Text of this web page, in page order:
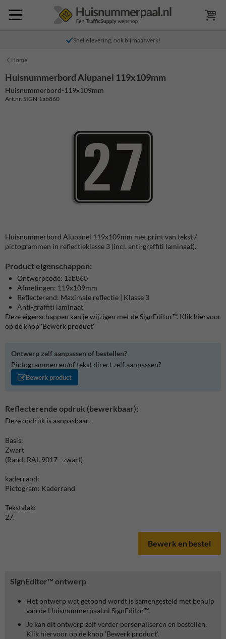
Snelle levering, ook bij maatwerk!
Home
SignEditor™ ontwerp
Het ontwerp wat getoond wordt is samengesteld met behulp
van de Huisnummerpaal.nl SignEditor™.
Je kan dit ontwerp zelf verder personaliseren en bestellen.
Klik hiervoor op de knop 'Bewerk product'.
Huisnummerbord Alupanel 119x109mm
Huisnummerbord-119x109mm
Art.nr. SIGN.1ab860
Huisnummerbord Alupanel 119x109mm met print van tekst /
pictogrammen in reflectieklasse 3 (incl. anti-graffiti laminaat).
Product eigenschappen:
Ontwerpcode: 1ab860
Afmetingen: 119x109mm
Reflecterend: Maximale reflectie | Klasse 3
Anti-graffiti laminaat
Deze eigenschappen kan je wijzigen met de SignEditor™. Klik hiervoor
op de knop 'Bewerk product'
Ontwerp zelf aanpassen of bestellen?
Pictogrammen en/of tekst direct zelf aanpassen?
Bewerk product
Reflecterende opdruk (bewerkbaar):
Deze opdruk is aanpasbaar.
Basis:
Zwart
(Rand: RAL 9017 - zwart)
kaderrand:
Pictogram: Kaderrand
Tekstvlak:
27.
Bewerk en bestel